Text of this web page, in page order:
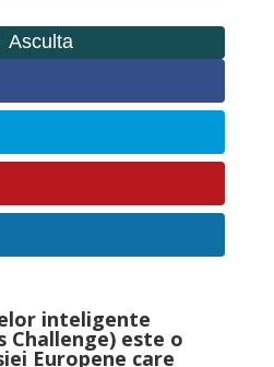
inteligente
este o
Europene care